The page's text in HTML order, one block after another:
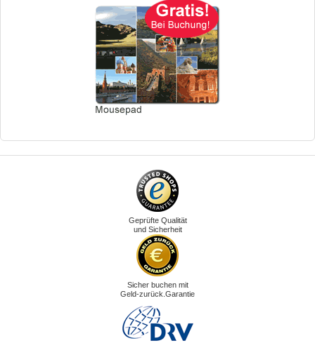
Geprüfte Qualität
und Sicherheit
Sicher buchen mit
Geld-zurück.Garantie